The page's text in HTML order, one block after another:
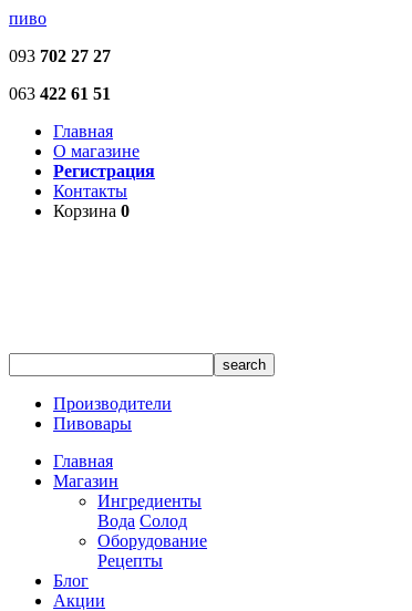
пиво
093 702 27 27
063 422 61 51
Главная
О магазине
Регистрация
Контакты
Корзина 0
Производители
Пивовары
Главная
Магазин
Ингредиенты
Вода Солод
Оборудование
Рецепты
Блог
Акции